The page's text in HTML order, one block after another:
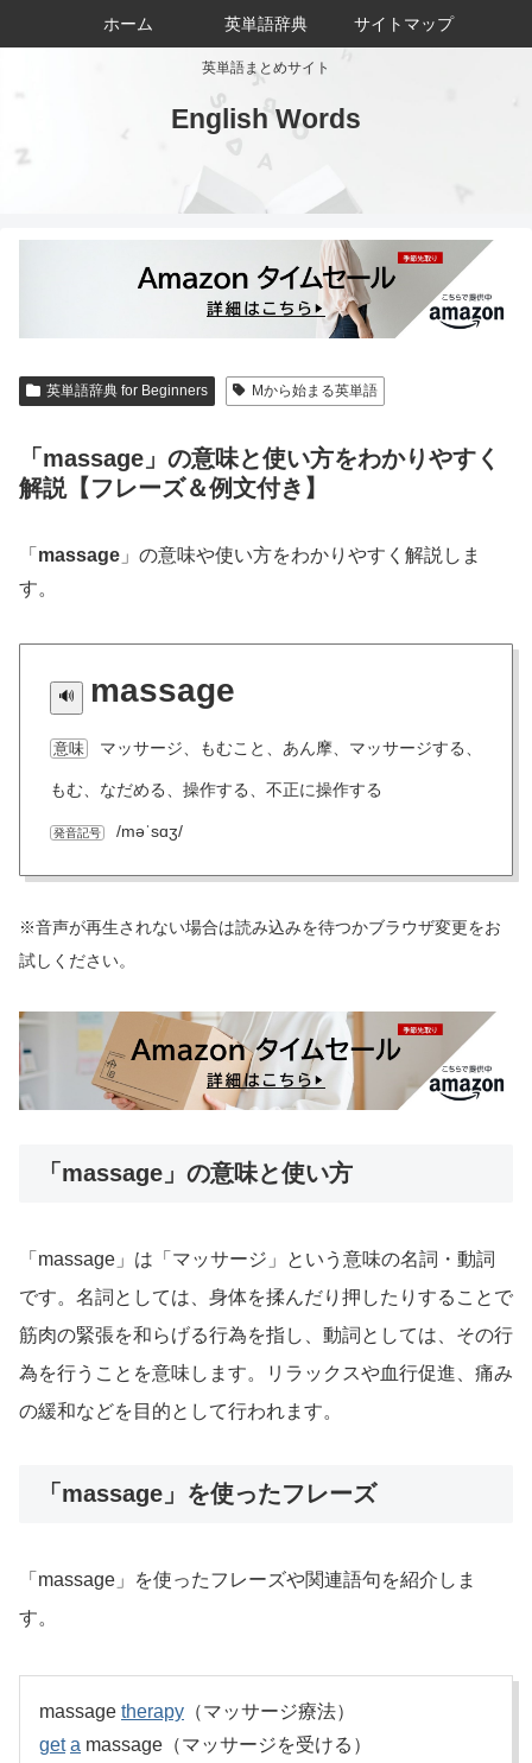
英単語まとめサイト
English Words
ホーム 英単語辞典 サイトマップ
英単語辞典 for Beginners Mから始まる英単語
「massage」の意味と使い方をわかりやすく
解説【フレーズ＆例文付き】
「 massage 」の意味や使い方をわかりやすく解説しま
す。
massage
意味 マッサージ、もむこと、あん摩、マッサージする、
もむ、なだめる、操作する、不正に操作する
発音記号 /məˈsɑʒ/
※音声が再生されない場合は読み込みを待つかブラウザ変更をお
試しください。
「massage」の意味と使い方
「massage」は「マッサージ」という意味の名詞・動詞
です。名詞としては、身体を揉んだり押したりすることで
筋肉の緊張を和らげる行為を指し、動詞としては、その行
為を行うことを意味します。リラックスや血行促進、痛み
の緩和などを目的として行われます。
「massage」を使ったフレーズ
「massage」を使ったフレーズや関連語句を紹介しま
す。
massage therapy （マッサージ療法）
get a massage（マッサージを受ける）